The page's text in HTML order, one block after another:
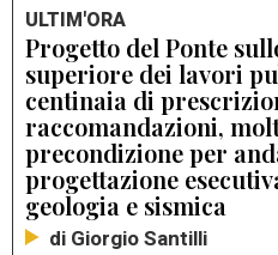
ULTIM'ORA
Progetto del Ponte
superiore dei lavori
centinaia di
raccomandazioni,
precondizione per
progettazione
geologia e sismica
di Giorgio Santilli